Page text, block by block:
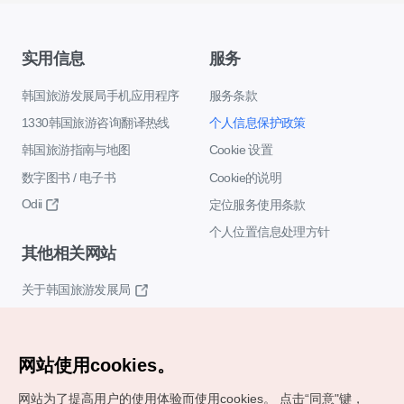
实用信息
韩国旅游发展局手机应用程序
1330韩国旅游咨询翻译热线
韩国旅游指南与地图
数字图书 / 电子书
Odii
服务
服务条款
个人信息保护政策
Cookie 设置
Cookie的说明
定位服务使用条款
个人位置信息处理方针
其他相关网站
关于韩国旅游发展局
网站使用cookies。
网站为了提高用户的使用体验而使用cookies。 点击“同意"键，